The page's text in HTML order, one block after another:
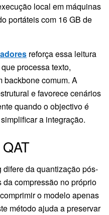
local em máquinas
portáteis com 16 GB de
reforça essa leitura
processa texto,
backbone comum. A
e favorece cenários
quando o objectivo é
a integração.
da quantização pós-
compressão no próprio
o modelo apenas
método ajuda a preservar